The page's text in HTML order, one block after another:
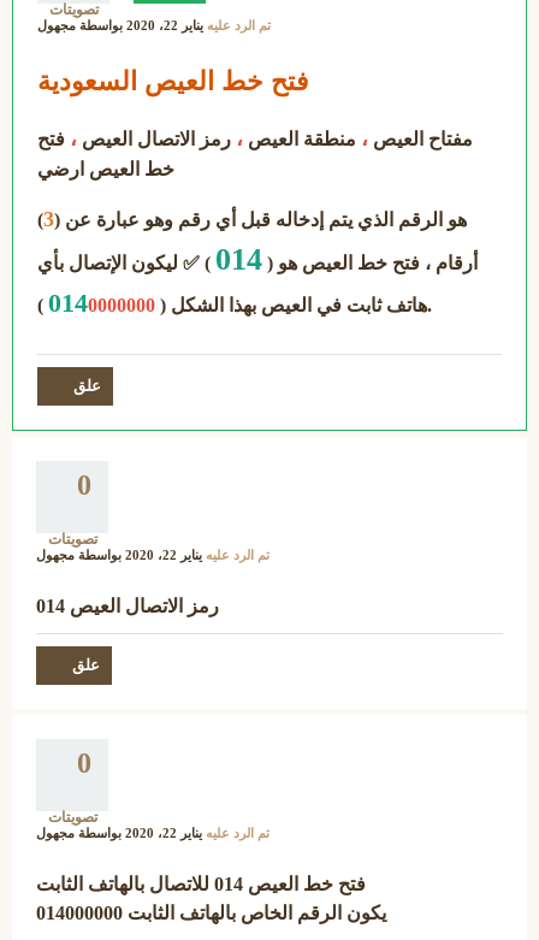
تصويتات
تم الرد عليه يناير 22، 2020 بواسطة مجهول
فتح خط العيص السعودية
مفتاح العيص ، منطقة العيص ، رمز الاتصال العيص ، فتح
خط العيص ارضي
هو الرقم الذي يتم إدخاله قبل أي رقم وهو عبارة عن (3
)
أرقام ، فتح خط العيص هو ( 014 ) ✅ ليكون الإتصال بأي
هاتف ثابت في العيص بهذا الشكل ( 0140000000 ).
0
تصويتات
تم الرد عليه يناير 22، 2020 بواسطة مجهول
رمز الاتصال العيص 014
0
تصويتات
تم الرد عليه يناير 22، 2020 بواسطة مجهول
فتح خط العيص 014 للاتصال بالهاتف الثابت
يكون الرقم الخاص بالهاتف الثابت 014000000